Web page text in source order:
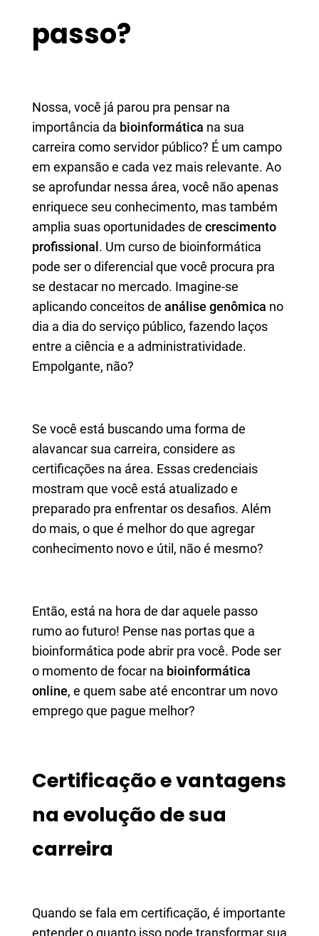
passo?
Nossa, você já parou pra pensar na
importância da bioinformática na sua
carreira como servidor público? É um campo
em expansão e cada vez mais relevante. Ao
se aprofundar nessa área, você não apenas
enriquece seu conhecimento, mas também
amplia suas oportunidades de crescimento
profissional. Um curso de bioinformática
pode ser o diferencial que você procura pra
se destacar no mercado. Imagine-se
aplicando conceitos de análise genômica no
dia a dia do serviço público, fazendo laços
entre a ciência e a administratividade.
Empolgante, não?
Se você está buscando uma forma de
alavancar sua carreira, considere as
certificações na área. Essas credenciais
mostram que você está atualizado e
preparado pra enfrentar os desafios. Além
do mais, o que é melhor do que agregar
conhecimento novo e útil, não é mesmo?
Então, está na hora de dar aquele passo
rumo ao futuro! Pense nas portas que a
bioinformática pode abrir pra você. Pode ser
o momento de focar na bioinformática
online, e quem sabe até encontrar um novo
emprego que pague melhor?
Certificação e vantagens
na evolução de sua
carreira
Quando se fala em certificação, é importante
entender o quanto isso pode transformar sua